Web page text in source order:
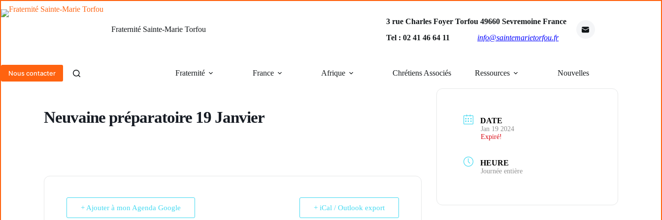
Passer
au
Fraternité Sainte-Marie Torfou
3 rue Charles Foyer Torfou 49660 Sevremoine France
Tel : 02 41 46 64 11
info@saintemarietorfou.fr
Nous contacter Fraternité France Afrique Chrétiens Associés Ressources Nouvelles
Neuvaine préparatoire 19 Janvier
+ Ajouter à mon Agenda Google + iCal / Outlook export
DATE
Jan 19 2024
Expiré!
HEURE
Journée entière